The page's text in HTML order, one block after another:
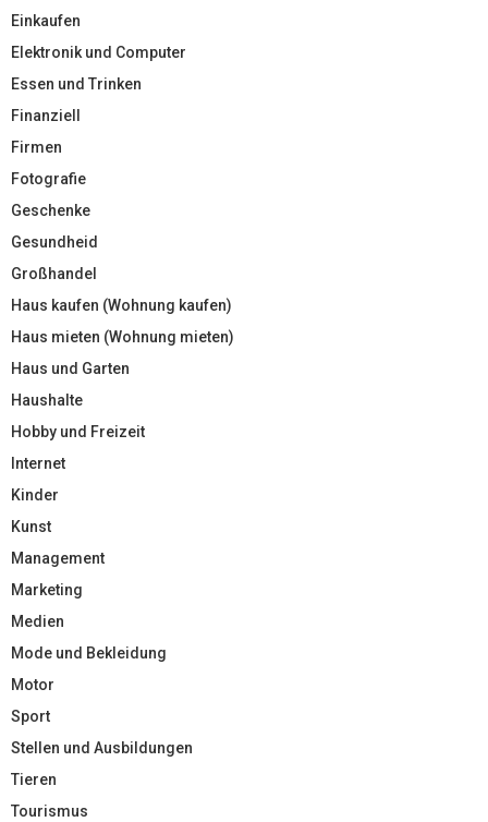
Einkaufen
Elektronik und Computer
Essen und Trinken
Finanziell
Firmen
Fotografie
Geschenke
Gesundheid
Großhandel
Haus kaufen (Wohnung kaufen)
Haus mieten (Wohnung mieten)
Haus und Garten
Haushalte
Hobby und Freizeit
Internet
Kinder
Kunst
Management
Marketing
Medien
Mode und Bekleidung
Motor
Sport
Stellen und Ausbildungen
Tieren
Tourismus